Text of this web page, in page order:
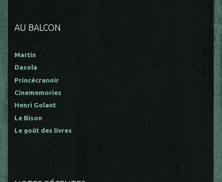
AU BALCON
Martin
Dasola
Princécranoir
Cinememories
Henri Golant
Le Bison
Le goût des livres